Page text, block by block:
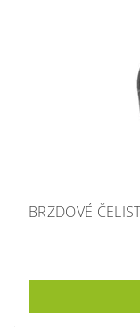
BRZDOVÉ